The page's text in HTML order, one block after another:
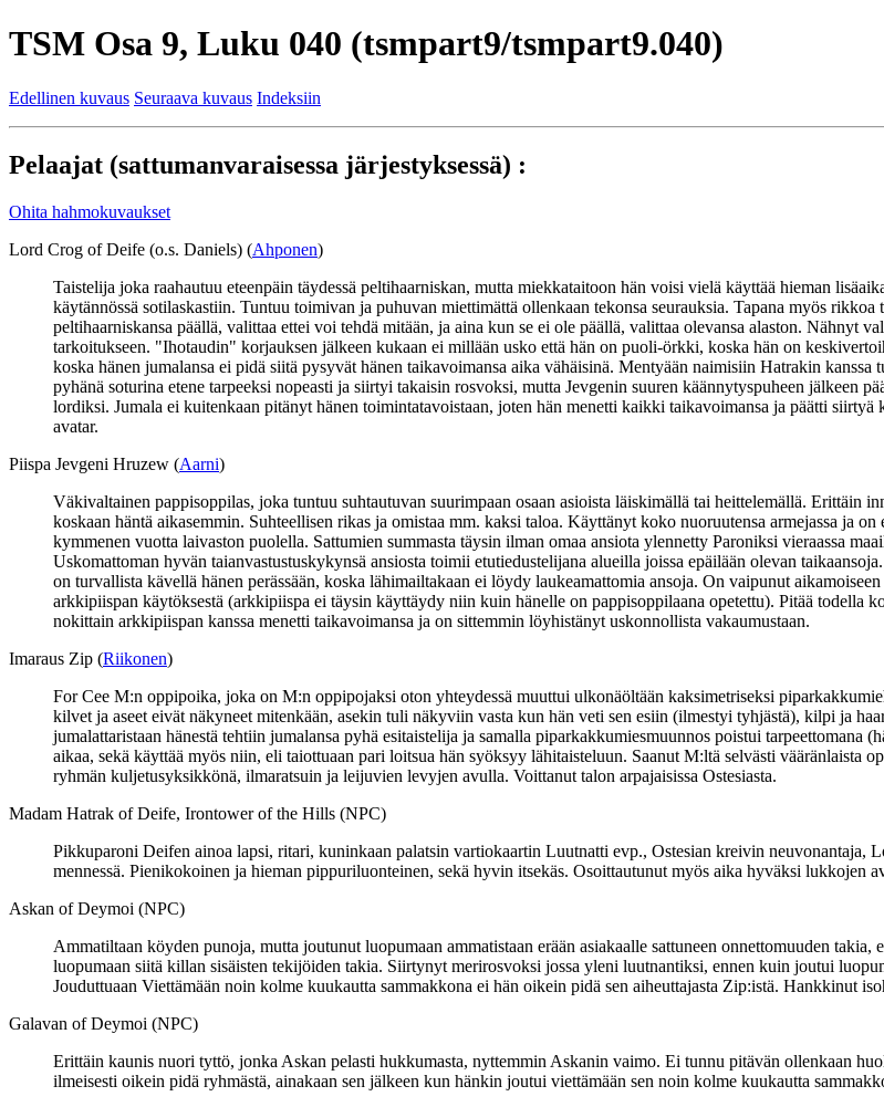
TSM Osa 9, Luku 040 (tsmpart9/tsmpart9.040)
Edellinen kuvaus Seuraava kuvaus Indeksiin
Pelaajat (sattumanvaraisessa järjestyksessä) :
Ohita hahmokuvaukset
Lord Crog of Deife (o.s. Daniels) (Ahponen)
Taistelija joka raahautuu eteenpäin täydessä peltihaarniskan, mutta miekkataitoon hän voisi vielä käyttää hieman
käytännössä sotilaskastiin. Tuntuu toimivan ja puhuvan miettimättä ollenkaan tekonsa seurauksia. Tapana myös
peltihaarniskansa päällä, valittaa ettei voi tehdä mitään, ja aina kun se ei ole päällä, valittaa olevansa alaston. Nähnyt
tarkoitukseen. "Ihotaudin" korjauksen jälkeen kukaan ei millään usko että hän on puoli-örkki, koska hän on
koska hänen jumalansa ei pidä siitä pysyvät hänen taikavoimansa aika vähäisinä. Mentyään naimisiin Hatrakin
pyhänä soturina etene tarpeeksi nopeasti ja siirtyi takaisin rosvoksi, mutta Jevgenin suuren käännytyspuheen jälkeen
lordiksi. Jumala ei kuitenkaan pitänyt hänen toimintatavoistaan, joten hän menetti kaikki taikavoimansa ja päätti
avatar.
Piispa Jevgeni Hruzew (Aarni)
Väkivaltainen pappisoppilas, joka tuntuu suhtautuvan suurimpaan osaan asioista läiskimällä tai heittelemällä. Erittäin
koskaan häntä aikasemmin. Suhteellisen rikas ja omistaa mm. kaksi taloa. Käyttänyt koko nuoruutensa armejassa ja
kymmenen vuotta laivaston puolella. Sattumien summasta täysin ilman omaa ansiota ylennetty Paroniksi vieraassa
Uskomattoman hyvän taianvastustuskykynsä ansiosta toimii etutiedustelijana alueilla joissa epäilään olevan
on turvallista kävellä hänen perässään, koska lähimailtakaan ei löydy laukeamattomia ansoja. On vaipunut
arkkipiispan käytöksestä (arkkipiispa ei täysin käyttäydy niin kuin hänelle on pappisoppilaana opetettu). Pitää todella
nokittain arkkipiispan kanssa menetti taikavoimansa ja on sittemmin löyhistänyt uskonnollista vakaumustaan.
Imaraus Zip (Riikonen)
For Cee M:n oppipoika, joka on M:n oppipojaksi oton yhteydessä muuttui ulkonäöltään kaksimetriseksi
kilvet ja aseet eivät näkyneet mitenkään, asekin tuli näkyviin vasta kun hän veti sen esiin (ilmestyi tyhjästä), kilpi ja
jumalattaristaan hänestä tehtiin jumalansa pyhä esitaistelija ja samalla piparkakkumiesmuunnos poistui tarpeettomana
aikaa, sekä käyttää myös niin, eli taiottuaan pari loitsua hän syöksyy lähitaisteluun. Saanut M:ltä selvästi vääränlaista
ryhmän kuljetusyksikkönä, ilmaratsuin ja leijuvien levyjen avulla. Voittanut talon arpajaisissa Ostesiasta.
Madam Hatrak of Deife, Irontower of the Hills (NPC)
Pikkuparoni Deifen ainoa lapsi, ritari, kuninkaan palatsin vartiokaartin Luutnatti evp., Ostesian kreivin neuvonantaja,
mennessä. Pienikokoinen ja hieman pippuriluonteinen, sekä hyvin itsekäs. Osoittautunut myös aika hyväksi lukkojen
Askan of Deymoi (NPC)
Ammatiltaan köyden punoja, mutta joutunut luopumaan ammatistaan erään asiakaalle sattuneen onnettomuuden
luopumaan siitä killan sisäisten tekijöiden takia. Siirtynyt merirosvoksi jossa yleni luutnantiksi, ennen kuin joutui
Jouduttuaan Viettämään noin kolme kuukautta sammakkona ei hän oikein pidä sen aiheuttajasta Zip:istä. Hankkinut
Galavan of Deymoi (NPC)
Erittäin kaunis nuori tyttö, jonka Askan pelasti hukkumasta, nyttemmin Askanin vaimo. Ei tunnu pitävän ollenkaan
ilmeisesti oikein pidä ryhmästä, ainakaan sen jälkeen kun hänkin joutui viettämään sen noin kolme kuukautta